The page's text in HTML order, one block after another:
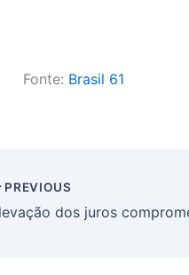
Fonte: Brasil 61
PREVIOUS